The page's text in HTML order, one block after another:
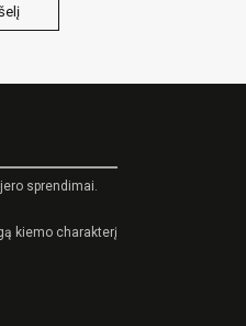
sprendimai.
kiemo charakterį